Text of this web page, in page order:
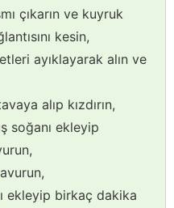
çıkarın ve kuyruk
kesin,
ayıklayarak alın ve
alıp kızdırın,
soğanı ekleyip
ekleyip birkaç dakika